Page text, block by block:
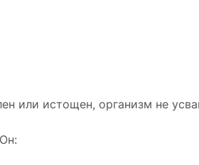
или истощен, организм не